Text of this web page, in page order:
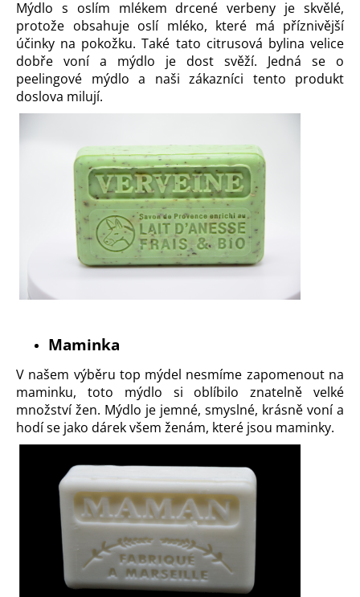
Mýdlo s oslím mlékemdrcené verbeny je skvělé,
protože obsahuje oslí mléko, které má příznivější
účinky na pokožku. Také tato citrusová bylina velice
dobře voní a mýdlo je dost svěží. Jedná se o
peelingové mýdlo a naši zákazníci tento produkt
doslova milují.
Maminka
V našem výběru top mýdel nesmíme zapomenout na
maminku, toto mýdlo si oblíbilo znatelně velké
množství žen. Mýdlo je jemné, smyslné, krásně voní a
hodí se jako dárek všem ženám, které jsou maminky.